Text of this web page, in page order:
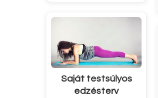
Saját testsúlyos
edzésterv